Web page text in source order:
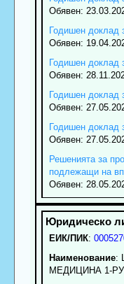
Обявен:
Годишен доклад
Обявен:
Годишен доклад
Обявен:
Годишен доклад
Обявен:
Годишен доклад
Обявен:
Решенията за
подлежащи на
Обявен:
ЕИК/ПИК:
Наименование:
МЕДИЦИНА 1-